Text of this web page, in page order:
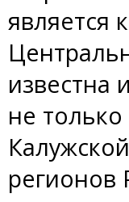
является
известна
не
регионов